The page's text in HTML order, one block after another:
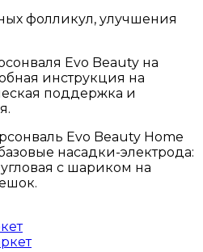
фолликул, улучшения
Evo Beauty на
инструкция на
поддержка и
Evo Beauty Home
насадки-электрода:
с шариком на